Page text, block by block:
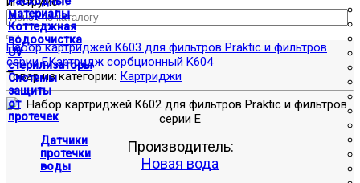
материалы
Коттеджная
водоочистка
UV
стерилизаторы
Системы
защиты
от
протечек
Датчики
протечки
воды
Набор картриджей K603 для фильтров Praktic и фильтров
серии EКартридж сорбционный K604
Товар из категории: Картриджи
Производитель:
Новая вода